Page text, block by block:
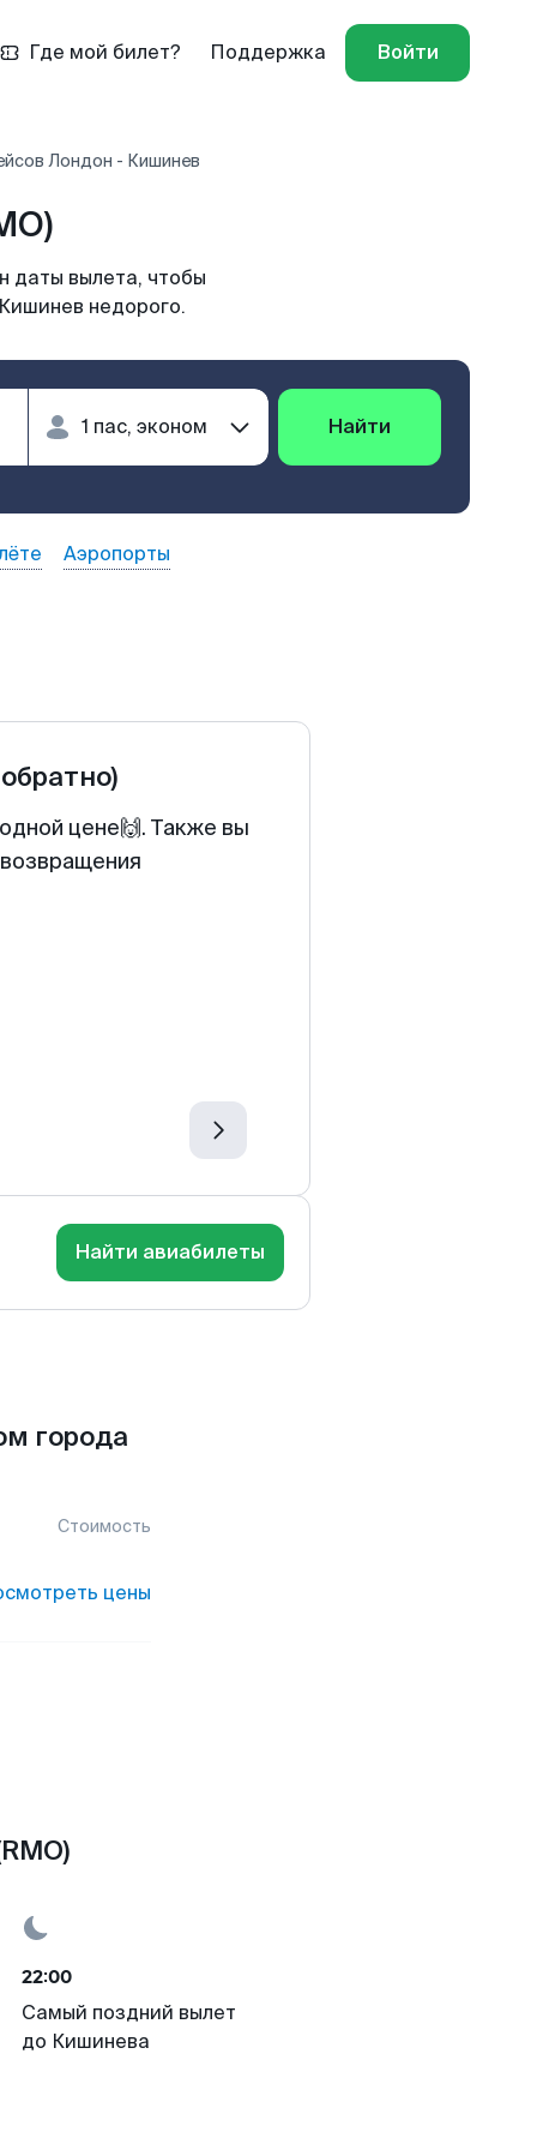
Где мой билет? Поддержка Войти
Лондон - Кишинев
даты вылета, чтобы
недорого.
Найти
Аэропорты
цене🙌. Также вы
Найти авиабилеты
города
Стоимость
цены
22:00
Самый поздний вылет
до Кишинева